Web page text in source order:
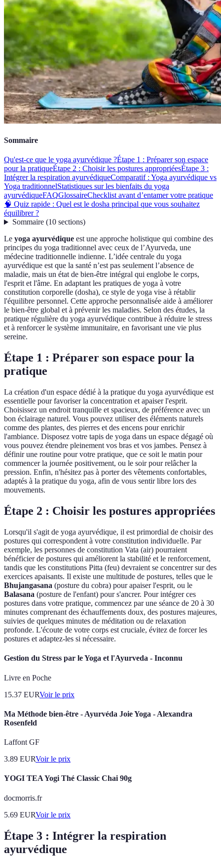
Sommaire
Qu'est-ce que le yoga ayurvédique ?Étape 1 : Préparer son espace
pour la pratiqueÉtape 2 : Choisir les postures appropriéesÉtape 3 :
Intégrer la respiration ayurvédiqueComparatif : Yoga ayurvédique vs
Yoga traditionnelStatistiques sur les bienfaits du yoga
ayurvédiqueFAQGlossaireChecklist avant d’entamer votre pratique
🧠 Quiz rapide : Quel est le dosha principal que vous souhaitez
équilibrer ?
Sommaire(10 sections)
Le yoga ayurvédique est une approche holistique qui combine des
principes du yoga traditionnel avec ceux de l’Ayurveda, une
médecine traditionnelle indienne. L’idée centrale du yoga
ayurvédique est que la santé n’est pas seulement l’absence de
maladie, mais un état de bien-être intégral qui englobe le corps,
l'esprit et l'âme. En adaptant les pratiques de yoga à votre
constitution corporelle (dosha), ce style de yoga vise à rétablir
l'équilibre personnel. Cette approche personnalisée aide à améliorer
le bien-être global et à prévenir les maladies. Selon des études, la
pratique régulière du yoga ayurvédique contribue à réduire le stress
et à renforcer le système immunitaire, en favorisant une vie plus
sereine.
Étape 1 : Préparer son espace pour la
pratique
La création d'un espace dédié à la pratique du yoga ayurvédique est
essentielle pour favoriser la concentration et apaiser l'esprit.
Choisissez un endroit tranquille et spacieux, de préférence avec un
bon éclairage naturel. Vous pouvez utiliser des éléments naturels
comme des plantes, des pierres et des encens pour enrichir
l'ambiance. Disposez votre tapis de yoga dans un espace dégagé où
vous pouvez étendre pleinement vos bras et vos jambes. Pensez à
définir une routine pour votre pratique, que ce soit le matin pour
commencer la journée positivement, ou le soir pour relâcher la
pression. Enfin, n'hésitez pas à porter des vêtements confortables,
adaptés à la pratique du yoga, afin de vous sentir libre lors des
mouvements.
Étape 2 : Choisir les postures appropriées
Lorsqu'il s'agit de yoga ayurvédique, il est primordial de choisir des
postures qui correspondent à votre constitution individuelle. Par
exemple, les personnes de constitution Vata (air) pourraient
bénéficier de postures qui améliorent la stabilité et le renforcement,
tandis que les constitutions Pitta (feu) devraient se concentrer sur des
exercices apaisants. Il existe une multitude de postures, telles que le
Bhujangasana (posture du cobra) pour apaiser l'esprit, ou le
Balasana (posture de l'enfant) pour s'ancrer. Pour intégrer ces
postures dans votre pratique, commencez par une séance de 20 à 30
minutes comprenant des échauffements doux, des postures majeures,
suivies de quelques minutes de méditation ou de relaxation
profonde. L'écoute de votre corps est cruciale, évitez de forcer les
postures et adaptez-les si nécessaire.
Gestion du Stress par le Yoga et l'Ayurveda - Inconnu
Livre en Poche
15.37 EURVoir le prix
Ma Méthode bien-être - Ayurvéda Joie Yoga - Alexandra
Rosenfeld
Laffont GF
3.89 EURVoir le prix
YOGI TEA Yogi Thé Classic Chai 90g
docmorris.fr
5.69 EURVoir le prix
Étape 3 : Intégrer la respiration
ayurvédique